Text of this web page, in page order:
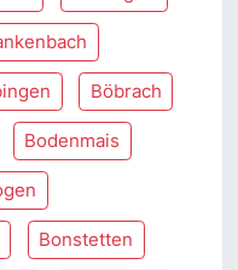
Böbrach
Bodenmais
Bonstetten